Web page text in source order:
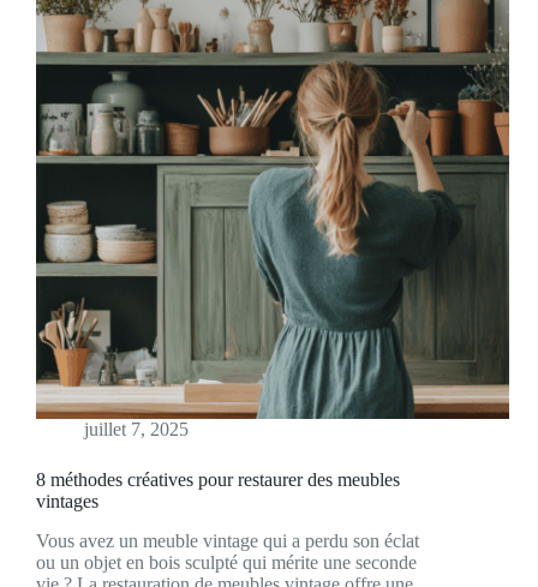
juillet 7, 2025
8 méthodes créatives pour restaurer des meubles
vintages
Vous avez un meuble vintage qui a perdu son éclat
ou un objet en bois sculpté qui mérite une seconde